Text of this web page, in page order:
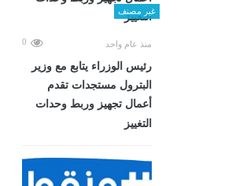
غير مصنف
منذ عام واحد 0
رئيس الوزراء يتابع مع وزير
البترول مستجدات تقدم
أعمال تجهيز وربط وحدات
التغييز